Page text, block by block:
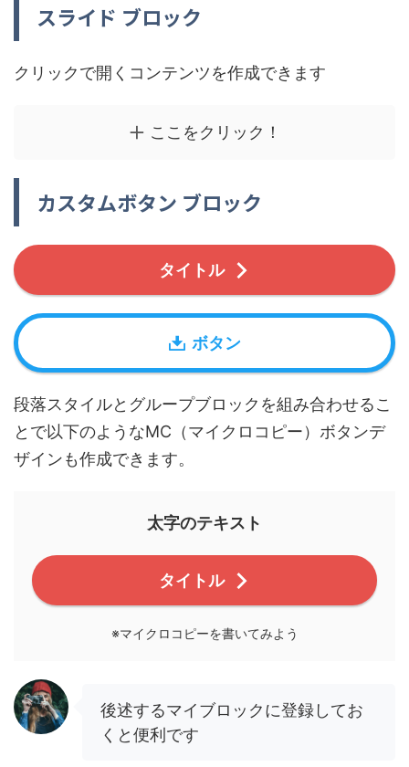
スライド ブロック
クリックで開くコンテンツを作成できます
ここをクリック！
カスタムボタン ブロック
タイトル
ボタン
段落スタイルとグループブロックを組み合わせるこ
とで以下のようなMC（マイクロコピー）ボタンデ
ザインも作成できます。
太字のテキスト
タイトル
※マイクロコピーを書いてみよう
後述するマイブロックに登録してお
くと便利です